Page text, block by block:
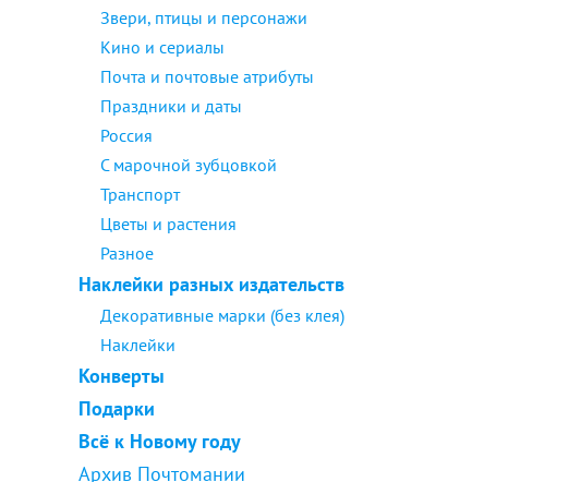
Звери, птицы и персонажи
Кино и сериалы
Почта и почтовые атрибуты
Праздники и даты
Россия
С марочной зубцовкой
Транспорт
Цветы и растения
Разное
Наклейки разных издательств
Декоративные марки (без клея)
Наклейки
Конверты
Подарки
Всё к Новому году
Архив Почтомании